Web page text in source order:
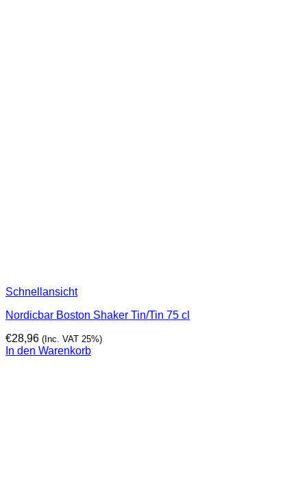
Schnellansicht
Nordicbar Boston Shaker Tin/Tin 75 cl
€28,96 (Inc. VAT 25%)
In den Warenkorb